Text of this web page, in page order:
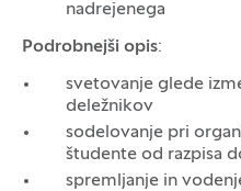
nadrejenega
Podrobnejši opis:
svetovanje glede
deležnikov
sodelovanje pri
študente od razpisa
spremljanje in